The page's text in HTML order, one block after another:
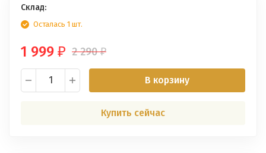
Склад:
Осталась 1 шт.
1 999 ₽ 2 290₽
В корзину
Купить сейчас